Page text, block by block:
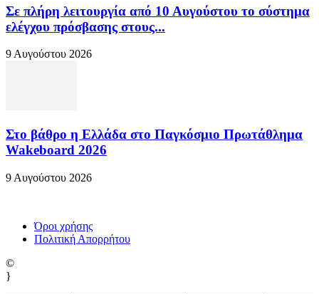
Σε πλήρη λειτουργία από 10 Αυγούστου το σύστημα
ελέγχου πρόσβασης στους...
9 Αυγούστου 2026
Στο βάθρο η Ελλάδα στο Παγκόσμιο Πρωτάθλημα
Wakeboard 2026
9 Αυγούστου 2026
Όροι χρήσης
Πολιτική Απορρήτου
©
}